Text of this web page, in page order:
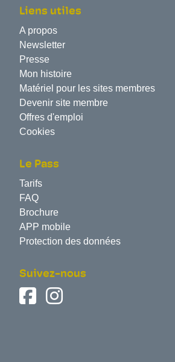
Liens utiles
A propos
Newsletter
Presse
Mon histoire
Matériel pour les sites membres
Devenir site membre
Offres d'emploi
Cookies
Le Pass
Tarifs
FAQ
Brochure
APP mobile
Protection des données
Suivez-nous